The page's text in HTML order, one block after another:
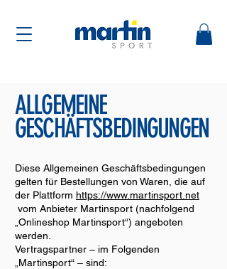
ALLGEMEINE
GESCHÄFTSBEDINGUNGEN
Diese Allgemeinen Geschäftsbedingungen
gelten für Bestellungen von Waren, die auf
der Plattform https://www.martinsport.net
vom Anbieter Martinsport (nachfolgend
„Onlineshop Martinsport“) angeboten
werden.
Vertragspartner – im Folgenden
„Martinsport“ – sind: